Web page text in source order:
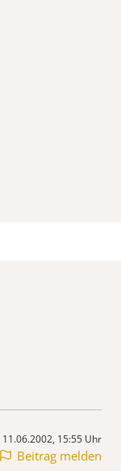
11.06.2002, 15:55 Uhr
Beitrag melden